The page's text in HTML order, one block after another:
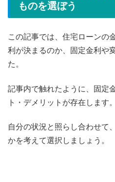
ものを選ぼう
この記事では、住宅ローンの
利が決まるのか、固定金利や
た。
記事内で触れたように、固定
ト・デメリットが存在します。
自分の状況と照らし合わせて
かを考えて選択しましょう。